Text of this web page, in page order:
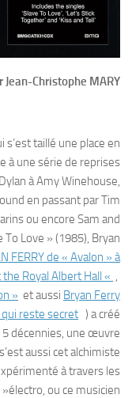
Jean-Christophe MARY
taillé une place en
à une série de reprises
à Amy Winehouse,
en passant par Tim
ou encore Sam and
Love » (1985), Bryan
FERRY de « Avalon » à
the Royal Albert Hall « ,
» et aussi Bryan Ferry
reste secret ) a créé
décennies, une œuvre
aussi cet alchimiste
à travers les
ou ce musicien